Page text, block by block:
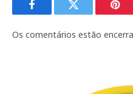
FacebookTwitter
Os comentários estão